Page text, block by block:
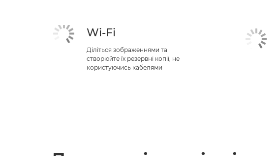
Wi-Fi
Діліться зображеннями та
створюйте їх резервні копії, не
користуючись кабелями